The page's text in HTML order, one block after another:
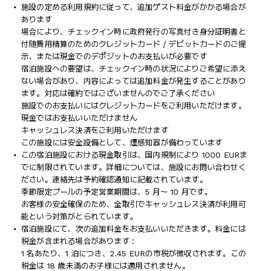
施設の定める利用規約に従って、追加ゲスト料金がかかる場合が
あります
場合により、チェックイン時に政府発行の写真付き身分証明書と
付随費用精算のためのクレジットカード / デビットカードのご提
示、または現金でのデポジットのお支払いが必要です
宿泊施設への要望は、チェックイン時の状況によりご希望に添え
ない場合があり、内容によっては追加料金が発生することがあり
ます。対応は確約ではございませんのでご了承ください
施設でのお支払いにはクレジットカードをご利用いただけます。
現金ではお支払いいただけません
キャッシュレス決済をご利用いただけます
この施設には安全設備として、煙感知器が備わっています
この宿泊施設における現金取引は、国内規制により 1000 EURま
でに制限されています。詳細については、施設にお問い合わせく
ださい。連絡先は予約確認通知に記載されています。
季節限定プールの予定営業期間は、5 月～ 10 月です。
お客様の安全確保のため、全取引でキャッシュレス決済が利用可
能という対策がとられています。
宿泊施設にて、次の追加料金をお支払いいただきます。料金には
税金が含まれる場合があります :
1 名あたり、1 泊につき、2.45 EURの市税が徴収されます。この
税金は 18 歳未満のお子様には適用されません。